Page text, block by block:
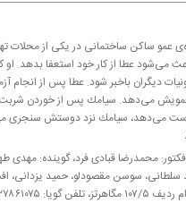
عمو ساكن ساختمانی در یكی از محلات
عطا از كار خود استعفا بدهد. او
دیگران باخبر شود. عطا پس از انجام
عمویش می‌دهد. سیامك پس از خوردن
دست می‌دهد، سیامك نزد دوستش
محمدرضا قبادی فرد، گوینده: مهدی
سلطانی، سوسن مقصودلو، حمید یزدانی،